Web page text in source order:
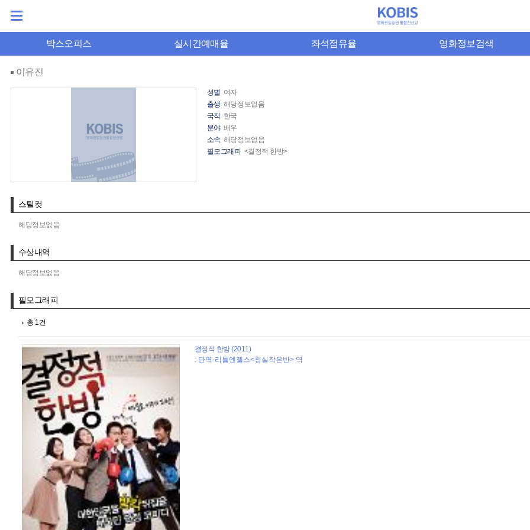
박스오피스 실시간예매율 좌석점유율 영화정보검색
이유진
성별 여자
출생 해당정보없음
국적 한국
분야 배우
소속 해당정보없음
필모그래피 <결정적 한방>
스틸컷
해당정보없음
수상내역
해당정보없음
필모그래피
총 1건
결정적 한방 (2011)
: 단역-리틀엔젤스<청실작은반> 역